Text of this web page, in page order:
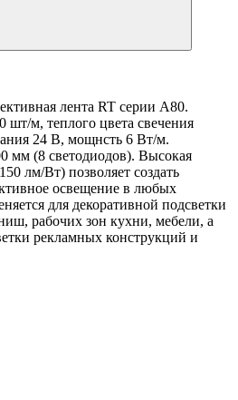
лента RT серии A80.
м, теплого цвета свечения
24 В, мощнсть 6 Вт/м.
мм (8 светодиодов). Высокая
лм/Вт) позволяет создать
освещение в любых
для декоративной подсветки
рабочих зон кухни, мебели, а
рекламных конструкций и